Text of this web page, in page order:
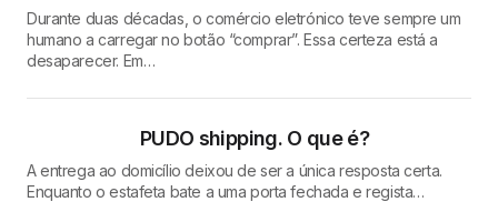
Durante duas décadas, o comércio eletrónico teve sempre um
humano a carregar no botão “comprar”. Essa certeza está a
desaparecer. Em…
PUDO shipping. O que é?
A entrega ao domicílio deixou de ser a única resposta certa.
Enquanto o estafeta bate a uma porta fechada e regista…